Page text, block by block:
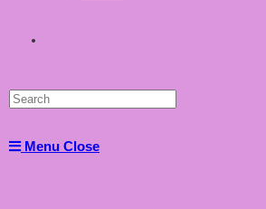
website
Menu Close